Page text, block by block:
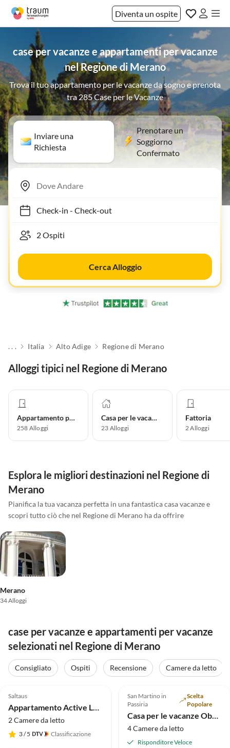
Diventa un ospite
case per vacanze e appartamenti per vacanze
nel Regione di Merano
Trova il tuo appartamento per le vacanze da sogno e prenota
tra 285 Case per le Vacanze
Inviare una
Richiesta
Prenotare un
Soggiorno
Confermato
Check-in- Check-out
Cerca Alloggio
. . . Italia Alto Adige Regione di Merano
Alloggi tipici nel Regione di Merano
Appartamento per vacanze
258 Alloggi
Casa per le vacanze
23 Alloggi
Fattoria
2Alloggi
Esplora le migliori destinazioni nel Regione di
Merano
Pianifica la tua vacanza perfetta in una fantastica casa vacanze e
scopri tutto ciò che nel Regione di Merano ha da offrire
Merano
34 Alloggi
case per vacanze e appartamenti per vacanze
selezionati nel Regione di Merano
Consigliato Ospiti Recensione Camere da letto
Annuncio in
Alto
Saltaus
2 Camere da letto
3/ 5 Classificazione
Annuncio in
Alto
San Martino in
Passiria
Scelta
Popolare
4 Camere da letto
Risponditore Veloce